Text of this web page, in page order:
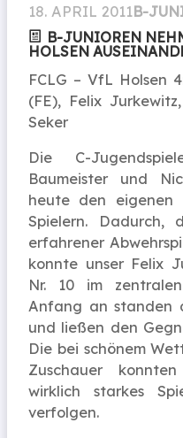
18. APRIL 2011B-
B-JUNIOREN
HOLSEN
FCLG – VfL Holsen
(FE), Felix
Seker
Die C-
Baumeister und
heute den eigenen
Spielern. Dadurch,
erfahrener
konnte unser Felix
Nr. 10 im
Anfang an standen
und ließen den
Die bei schönem
Zuschauer
wirklich starkes
verfolgen.